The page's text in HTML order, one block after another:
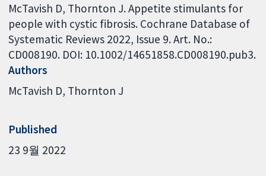
McTavish D, Thornton J. Appetite stimulants for
people with cystic fibrosis. Cochrane Database of
Systematic Reviews 2022, Issue 9. Art. No.:
CD008190. DOI: 10.1002/14651858.CD008190.pub3.
Authors
McTavish D Thornton J
Published
23 9월 2022